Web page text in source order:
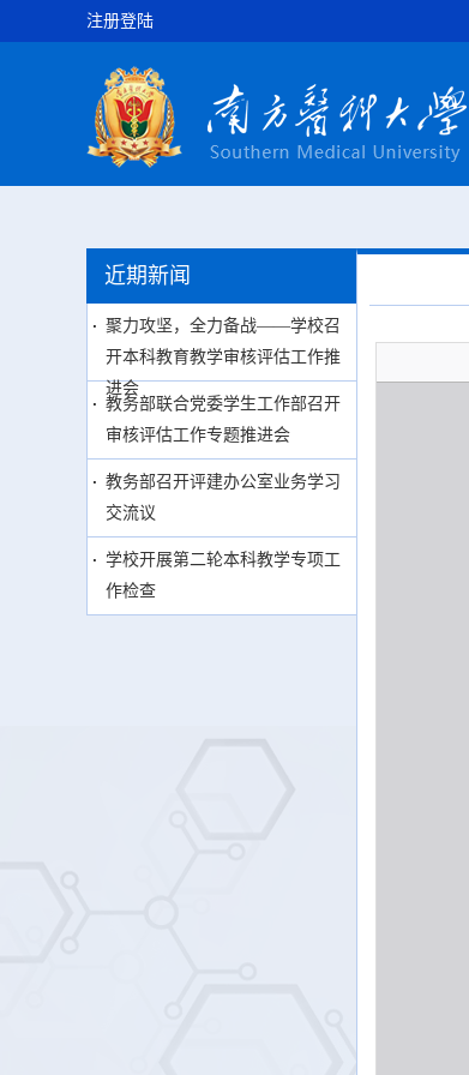
注册登陆
近期新闻
聚力攻坚，全力备战——学校召
开本科教育教学审核评估工作推
进会
教务部联合党委学生工作部召开
审核评估工作专题推进会
教务部召开评建办公室业务学习
交流议
学校开展第二轮本科教学专项工
作检查